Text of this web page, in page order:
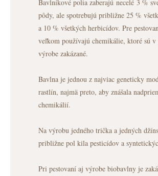
Bavlníkové polia zaberajú necelé 3 %
pôdy, ale spotrebujú približne 25 %
a 10 % všetkých herbicídov. Pre
veľkom používajú chemikálie, ktoré sú v
výrobe zakázané.
Bavlna je jednou z najviac geneticky
rastlín, najmä preto, aby znášala
chemikálií.
Na výrobu jedného trička a jedných
približne pol kila pesticídov a
Pri pestovaní aj výrobe biobavlny je